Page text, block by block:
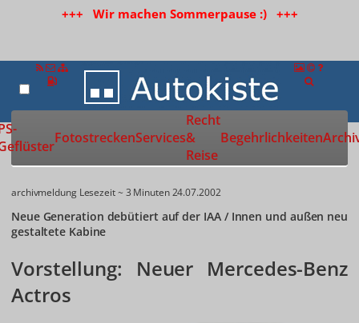
+++ Wir machen Sommerpause :) +++
Zur Startseite
FotostreckenServices
Recht
&
Reise
Begehrlichkeiten
archivmeldung Lesezeit ~ 3 Minuten24.07.2002
Neue Generation debütiert auf der IAA / Innen und außen neu
gestaltete Kabine
Vorstellung: Neuer Mercedes-Benz
Actros